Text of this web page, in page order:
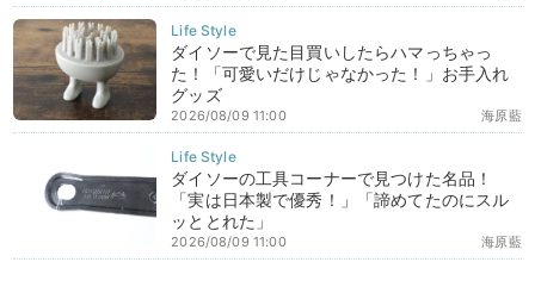
ダイソーで見た目買いしたらハマっちゃっ
た！「可愛いだけじゃなかった！」お手入れ
グッズ
海原藍
2026/08/09 11:00
ダイソーの工具コーナーで見つけた名品！
「実は日本製で優秀！」「諦めてたのにスル
ッととれた」
海原藍
2026/08/09 11:00